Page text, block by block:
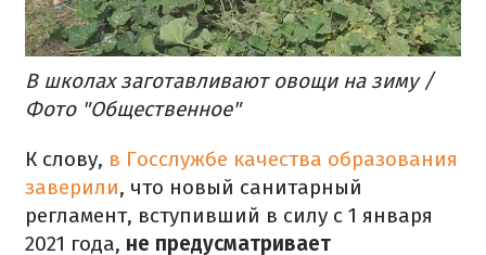
В школах заготавливают овощи на зиму /
Фото "Общественное"
К слову, в Госслужбе качества образования
заверили, что новый санитарный
регламент, вступивший в силу с 1 января
2021 года, не предусматривает